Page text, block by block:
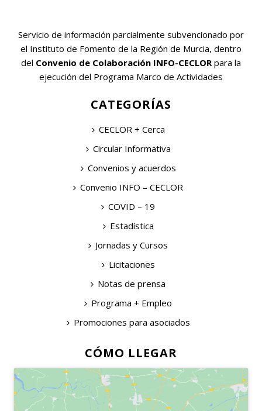
Servicio de información parcialmente subvencionado por
el Instituto de Fomento de la Región de Murcia, dentro
del Convenio de Colaboración INFO-CECLOR para la
ejecución del Programa Marco de Actividades
CATEGORÍAS
CECLOR + Cerca
Circular Informativa
Convenios y acuerdos
Convenio INFO – CECLOR
COVID – 19
Estadística
Jornadas y Cursos
Licitaciones
Notas de prensa
Programa + Empleo
Promociones para asociados
CÓMO LLEGAR